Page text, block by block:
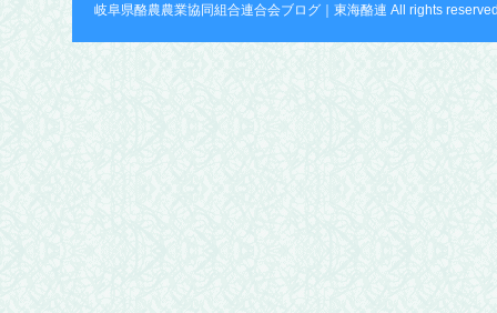
岐阜県酪農農業協同組合連合会ブログ｜東海酪連 All rights